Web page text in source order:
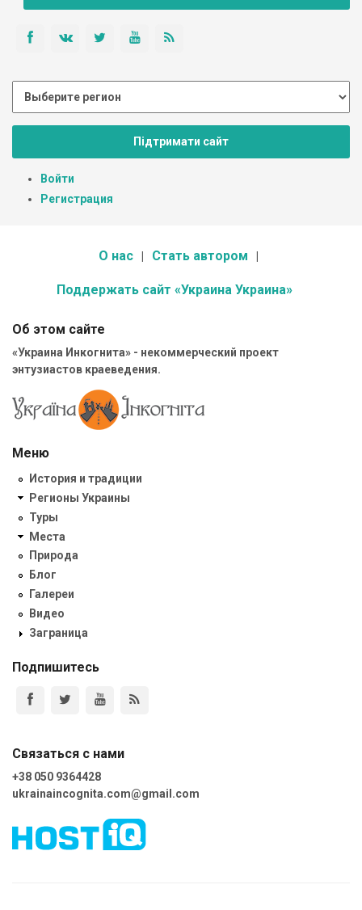
Підтримати сайт
Войти
Регистрация
О нас Стать автором
Поддержать сайт «Украина Украина»
Об этом сайте
«Украина Инкогнита» - некоммерческий проект
энтузиастов краеведения.
Меню
История и традиции
Регионы Украины
Туры
Места
Природа
Блог
Галереи
Видео
Заграница
Подпишитесь
Связаться с нами
+38 050 9364428
ukrainaincognita.com@gmail.com